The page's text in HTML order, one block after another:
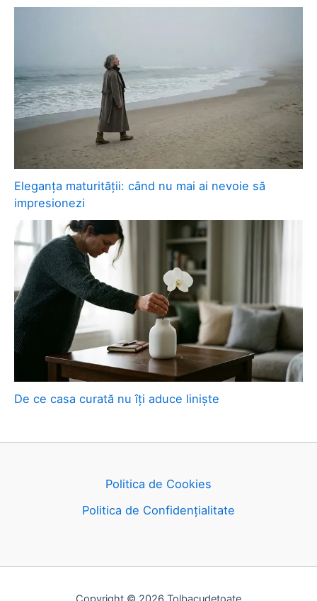
Eleganța maturității: când nu mai ai nevoie să
impresionezi
De ce casa curată nu îți aduce liniște
Politica de Cookies
Politica de Confidențialitate